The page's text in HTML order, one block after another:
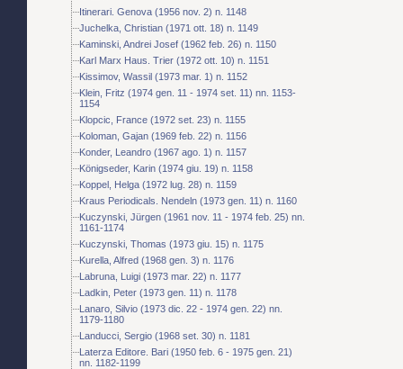
Itinerari. Genova (1956 nov. 2) n. 1148
Juchelka, Christian (1971 ott. 18) n. 1149
Kaminski, Andrei Josef (1962 feb. 26) n. 1150
Karl Marx Haus. Trier (1972 ott. 10) n. 1151
Kissimov, Wassil (1973 mar. 1) n. 1152
Klein, Fritz (1974 gen. 11 - 1974 set. 11) nn. 1153-
1154
Klopcic, France (1972 set. 23) n. 1155
Koloman, Gajan (1969 feb. 22) n. 1156
Konder, Leandro (1967 ago. 1) n. 1157
Königseder, Karin (1974 giu. 19) n. 1158
Koppel, Helga (1972 lug. 28) n. 1159
Kraus Periodicals. Nendeln (1973 gen. 11) n. 1160
Kuczynski, Jürgen (1961 nov. 11 - 1974 feb. 25) nn.
1161-1174
Kuczynski, Thomas (1973 giu. 15) n. 1175
Kurella, Alfred (1968 gen. 3) n. 1176
Labruna, Luigi (1973 mar. 22) n. 1177
Ladkin, Peter (1973 gen. 11) n. 1178
Lanaro, Silvio (1973 dic. 22 - 1974 gen. 22) nn.
1179-1180
Landucci, Sergio (1968 set. 30) n. 1181
Laterza Editore. Bari (1950 feb. 6 - 1975 gen. 21)
nn. 1182-1199